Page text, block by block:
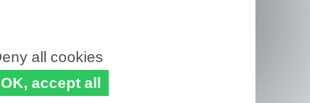
all cookies
OK, accept all